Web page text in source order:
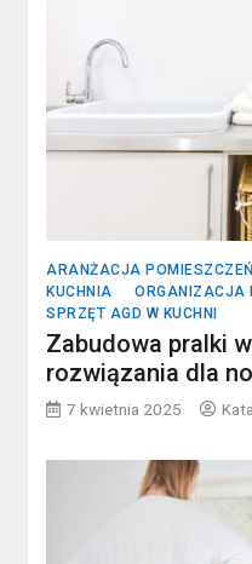
ARANŻACJA POMIESZCZEŃ
KUCHNIA
ORGANIZACJA
SPRZĘT AGD W KUCHNI
Zabudowa pralki
rozwiązania dla
7 kwietnia 2025